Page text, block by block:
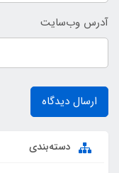
آدرس وب‌سایت
ارسال دیدگاه
دسته‌بندی